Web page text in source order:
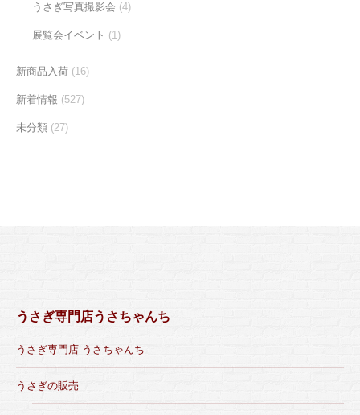
うさぎ写真撮影会 (4)
展覧会イベント (1)
新商品入荷 (16)
新着情報 (527)
未分類 (27)
うさぎ専門店うさちゃんち
うさぎ専門店 うさちゃんち
うさぎの販売